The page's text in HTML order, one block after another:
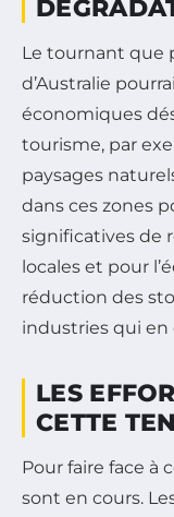
Le tournant que
d’Australie
économiques
tourisme, par
paysages
dans ces zones
significatives de
locales et pour
réduction des
industries qui
LES
CETTE
Pour faire face à
sont en cours.